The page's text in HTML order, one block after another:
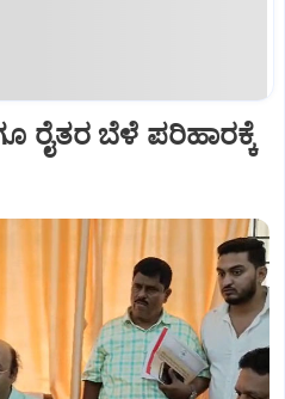
ರೈತರ ಬೆಳೆ ಪರಿಹಾರಕ್ಕೆ